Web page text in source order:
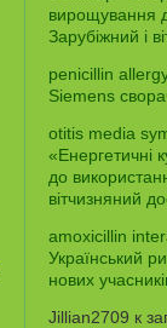
вирощування
Зарубіжний і
penicillin
Siemens
otitis media
«Енергетичні
до
вітчизняний
amoxicillin
Український
нових
Jillian2709 к